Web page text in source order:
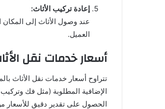
إعادة تركيب الأثاث:
عند وصول الأثاث إلى المكان
العميل.
أسعار خدمات نقل
تتراوح أسعار خدمات نقل الأثاث
الإضافية المطلوبة (مثل فك
الحصول على تقدير دقيق